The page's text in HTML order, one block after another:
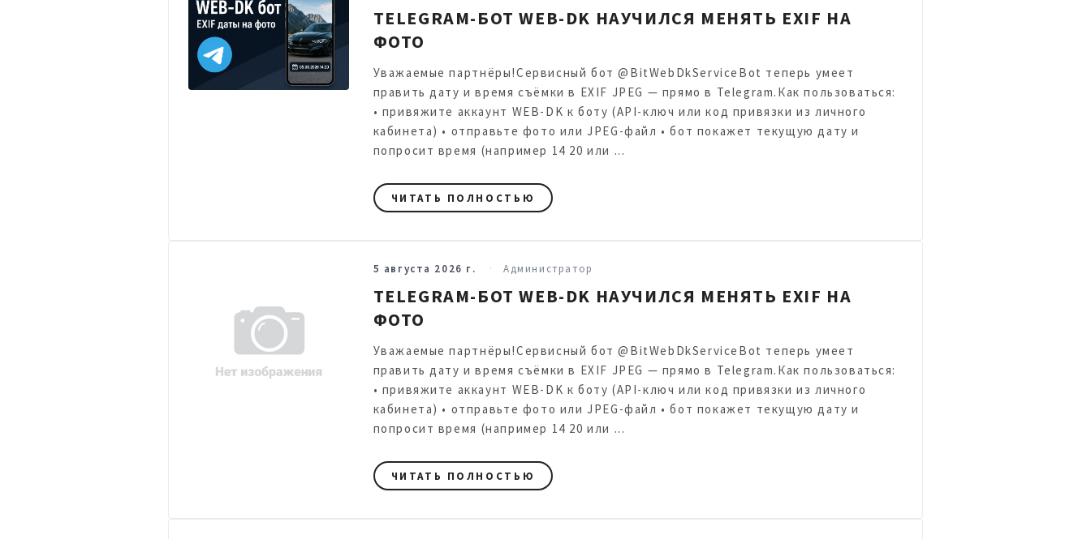
TELEGRAM-БОТ WEB-DK НАУЧИЛСЯ МЕНЯТЬ EXIF НА
ФОТО
Уважаемые партнёры!Сервисный бот @BitWebDkServiceBot теперь умеет
править дату и время съёмки в EXIF JPEG — прямо в Telegram.Как пользоваться:
• привяжите аккаунт WEB-DK к боту (API-ключ или код привязки из личного
кабинета) • отправьте фото или JPEG-файл • бот покажет текущую дату и
попросит время (например 14 20 или ...
ЧИТАТЬ ПОЛНОСТЬЮ
5 августа 2026 г. Администратор
TELEGRAM-БОТ WEB-DK НАУЧИЛСЯ МЕНЯТЬ EXIF НА
ФОТО
Уважаемые партнёры!Сервисный бот @BitWebDkServiceBot теперь умеет
править дату и время съёмки в EXIF JPEG — прямо в Telegram.Как пользоваться:
• привяжите аккаунт WEB-DK к боту (API-ключ или код привязки из личного
кабинета) • отправьте фото или JPEG-файл • бот покажет текущую дату и
попросит время (например 14 20 или ...
ЧИТАТЬ ПОЛНОСТЬЮ